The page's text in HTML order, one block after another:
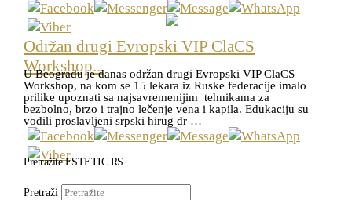
Održan drugi Evropski VIP ClaCS
Workshop...
U Beogradu je danas održan drugi Evropski VIP ClaCS
Workshop, na kom se 15 lekara iz Ruske federacije imalo
prilike upoznati sa najsavremenijim tehnikama za
bezbolno, brzo i trajno lečenje vena i kapila. Edukaciju su
vodili proslavljeni srpski hirug dr …
Pretražite ESTETIC.RS
Pretraži